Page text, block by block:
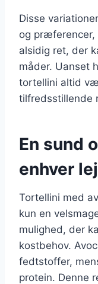
Disse
og præferencer,
alsidig ret, der
måder. Uanset
tortellini altid
tilfredsstillende
En sund
enhver
Tortellini med
kun en
mulighed, der
kostbehov.
fedtstoffer,
protein. Denne